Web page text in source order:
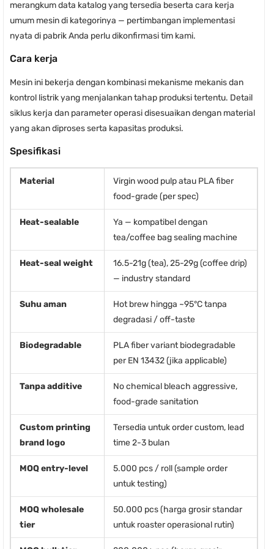
merangkum data katalog yang tersedia beserta cara kerja
umum mesin di kategorinya — pertimbangan implementasi
nyata di pabrik Anda perlu dikonfirmasi tim kami.
Cara kerja
Mesin ini bekerja dengan kombinasi mekanisme mekanis dan
kontrol listrik yang menjalankan tahap produksi tertentu. Detail
siklus kerja dan parameter operasi disesuaikan dengan material
yang akan diproses serta kapasitas produksi.
Spesifikasi
Material
Virgin wood pulp atau PLA fiber
food-grade (per spec)
Heat-sealable
Ya — kompatibel dengan
tea/coffee bag sealing machine
Heat-seal weight
16.5-21g (tea), 25-29g (coffee drip)
— industry standard
Suhu aman
Hot brew hingga ~95°C tanpa
degradasi / off-taste
Biodegradable
PLA fiber variant biodegradable
per EN 13432 (jika applicable)
Tanpa additive
No chemical bleach aggressive,
food-grade sanitation
Custom printing
brand logo
Tersedia untuk order custom, lead
time 2-3 bulan
MOQ entry-level
5.000 pcs / roll (sample order
untuk testing)
MOQ wholesale
tier
50.000 pcs (harga grosir standar
untuk roaster operasional rutin)